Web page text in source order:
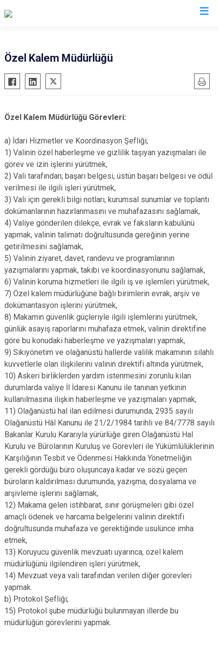
Özel Kalem Müdürlüğü
Özel Kalem Müdürlüğü Görevleri:
a) İdari Hizmetler ve Koordinasyon Şefliği;
1) Valinin özel haberleşme ve gizlilik taşıyan yazışmaları ile
görev ve izin işlerini yürütmek,
2) Vali tarafından; başarı belgesi, üstün başarı belgesi ve ödül
verilmesi ile ilgili işleri yürütmek,
3) Vali için gerekli bilgi notları, kurumsal sunumlar ve toplantı
dokümanlarının hazırlanmasını ve muhafazasını sağlamak,
4) Valiye gönderilen dilekçe, evrak ve faksların kabulünü
yapmak, valinin talimatı doğrultusunda gereğinin yerine
getirilmesini sağlamak,
5) Valinin ziyaret, davet, randevu ve programlarının
yazışmalarını yapmak, takibi ve koordinasyonunu sağlamak,
6) Valinin koruma hizmetleri ile ilgili iş ve işlemleri yürütmek,
7) Özel kalem müdürlüğüne bağlı birimlerin evrak, arşiv ve
dokümantasyon işlerini yürütmek,
8) Makamın güvenlik güçleriyle ilgili işlemlerini yürütmek,
günlük asayiş raporlarını muhafaza etmek, valinin direktifine
göre bu konudaki haberleşme ve yazışmaları yapmak,
9) Sıkıyönetim ve olağanüstü hallerde valilik makamının silahlı
kuvvetlerle olan ilişkilerini valinin direktifi altında yürütmek,
10) Askeri birliklerden yardım istenmesini zorunlu kılan
durumlarda valiye İl İdaresi Kanunu ile tanınan yetkinin
kullanılmasına ilişkin haberleşme ve yazışmaları yapmak,
11) Olağanüstü hal ilan edilmesi durumunda; 2935 sayılı
Olağanüstü Hâl Kanunu ile 21/2/1984 tarihli ve 84/7778 sayılı
Bakanlar Kurulu Kararıyla yürürlüğe giren Olağanüstü Hal
Kurulu ve Bürolarının Kuruluş ve Görevleri ile Yükümlülüklerinin
Karşılığının Tesbit ve Ödenmesi Hakkında Yönetmeliğin
gerekli gördüğü büro oluşuncaya kadar ve sözü geçen
büroların kaldırılması durumunda, yazışma, dosyalama ve
arşivleme işlerini sağlamak,
12) Makama gelen istihbarat, sınır görüşmeleri gibi özel
amaçlı ödenek ve harcama belgelerini valinin direktifi
doğrultusunda muhafaza ve gerektiğinde usulünce imha
etmek,
13) Koruyucu güvenlik mevzuatı uyarınca, özel kalem
müdürlüğünü ilgilendiren işleri yürütmek,
14) Mevzuat veya vali tarafından verilen diğer görevleri
yapmak.
b) Protokol Şefliği;
15) Protokol şube müdürlüğü bulunmayan illerde bu
müdürlüğün görevlerini yapmak.